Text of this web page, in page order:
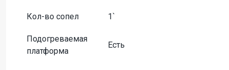
Кол-во сопел 1`
Подогреваемая
платформа
Есть